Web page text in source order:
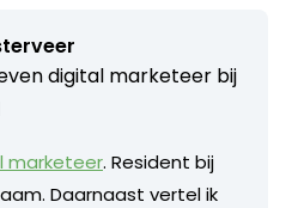
digital marketeer bij
marketeer. Resident bij
Daarnaast vertel ik